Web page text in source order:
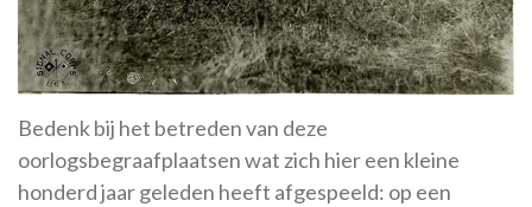
Bedenk bij het betreden van deze
oorlogsbegraafplaatsen wat zich hier een kleine
honderd jaar geleden heeft afgespeeld: op een